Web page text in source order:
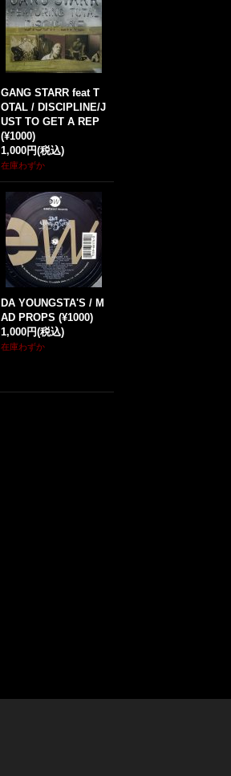
GANG STARR feat T
OTAL / DISCIPLINE/J
UST TO GET A REP
(¥1000)
1,000円(税込)
在庫わずか
DA YOUNGSTA'S / M
AD PROPS (¥1000)
1,000円(税込)
在庫わずか